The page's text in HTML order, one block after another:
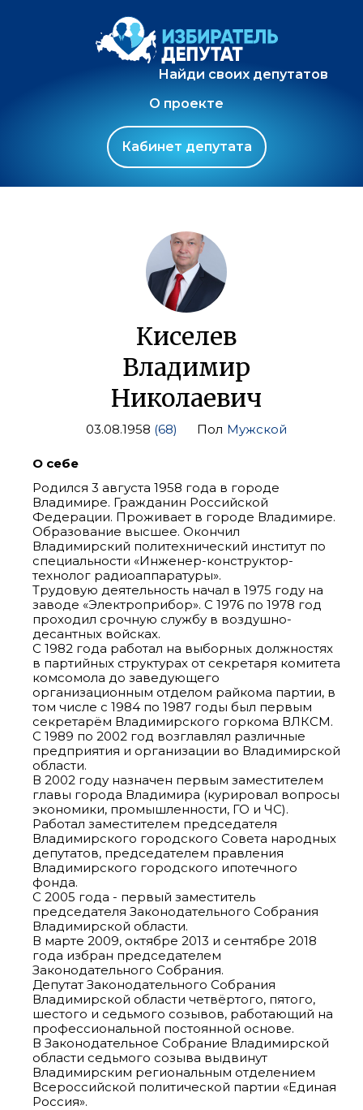
Найди своих депутатов
О проекте
Кабинет депутата
Киселев
Владимир
Николаевич
03.08.1958 (68) Пол Мужской
О себе
Родился 3 августа 1958 года в городе
Владимире. Гражданин Российской
Федерации. Проживает в городе Владимире.
Образование высшее. Окончил
Владимирский политехнический институт по
специальности «Инженер-конструктор-
технолог радиоаппаратуры».
Трудовую деятельность начал в 1975 году на
заводе «Электроприбор». С 1976 по 1978 год
проходил срочную службу в воздушно-
десантных войсках.
С 1982 года работал на выборных должностях
в партийных структурах от секретаря комитета
комсомола до заведующего
организационным отделом райкома партии, в
том числе с 1984 по 1987 годы был первым
секретарём Владимирского горкома ВЛКСМ.
С 1989 по 2002 год возглавлял различные
предприятия и организации во Владимирской
области.
В 2002 году назначен первым заместителем
главы города Владимира (курировал вопросы
экономики, промышленности, ГО и ЧС).
Работал заместителем председателя
Владимирского городского Совета народных
депутатов, председателем правления
Владимирского городского ипотечного
фонда.
С 2005 года - первый заместитель
председателя Законодательного Собрания
Владимирской области.
В марте 2009, октябре 2013 и сентябре 2018
года избран председателем
Законодательного Собрания.
Депутат Законодательного Собрания
Владимирской области четвёртого, пятого,
шестого и седьмого созывов, работающий на
профессиональной постоянной основе.
В Законодательное Собрание Владимирской
области седьмого созыва выдвинут
Владимирским региональным отделением
Всероссийской политической партии «Единая
Россия».